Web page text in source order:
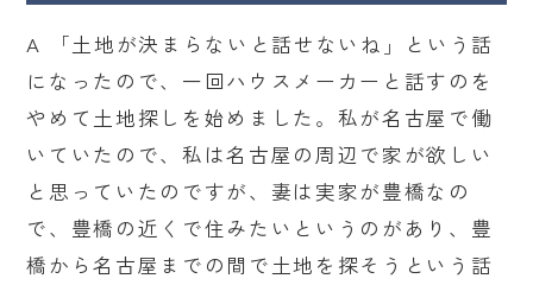
A 「土地が決まらないと話せないね」という話
になったので、一回ハウスメーカーと話すのを
やめて土地探しを始めました。私が名古屋で働
いていたので、私は名古屋の周辺で家が欲しい
と思っていたのですが、妻は実家が豊橋なの
で、豊橋の近くで住みたいというのがあり、豊
橋から名古屋までの間で土地を探そうという話